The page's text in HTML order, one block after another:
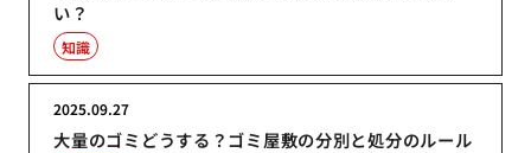
い？
知識
大量のゴミどうする？ゴミ屋敷の分別と処分のルール
2025.09.27